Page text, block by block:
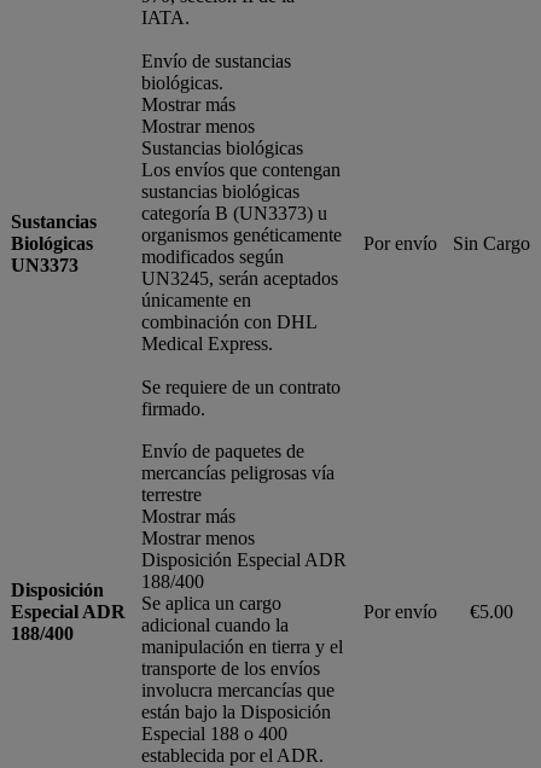
IATA.
Sustancias
Biológicas
UN3373
Envío de sustancias
biológicas.
Mostrar más
Mostrar menos
Sustancias biológicas
Los envíos que contengan
sustancias biológicas
categoría B (UN3373) u
organismos genéticamente
modificados según
UN3245, serán aceptados
únicamente en
combinación con DHL
Medical Express.
Se requiere de un contrato
firmado.
Por envío Sin Cargo
Disposición
Especial ADR
188/400
Envío de paquetes de
mercancías peligrosas vía
terrestre
Mostrar más
Mostrar menos
Disposición Especial ADR
188/400
Se aplica un cargo
adicional cuando la
manipulación en tierra y el
transporte de los envíos
involucra mercancías que
están bajo la Disposición
Especial 188 o 400
establecida por el ADR.
Por envío €5.00